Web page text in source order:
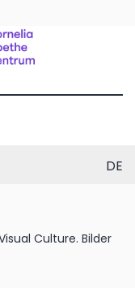
DE
Culture. Bilder